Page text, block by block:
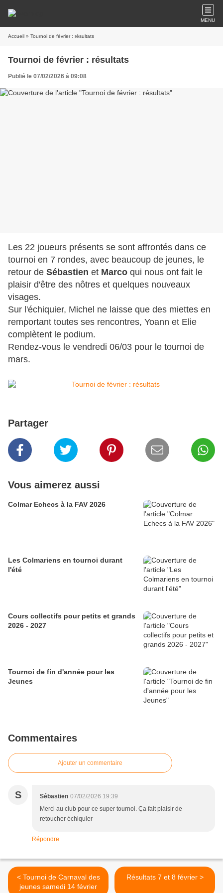
MENU
Accueil » Tournoi de février : résultats
Tournoi de février : résultats
Publié le 07/02/2026 à 09:08
Les 22 joueurs présents se sont affrontés dans ce
tournoi en 7 rondes, avec beaucoup de jeunes, le
retour de Sébastien et Marco qui nous ont fait le
plaisir d'être des nôtres et quelques nouveaux
visages.
Sur l'échiquier, Michel ne laisse que des miettes en
remportant toutes ses rencontres, Yoann et Elie
complètent le podium.
Rendez-vous le vendredi 06/03 pour le tournoi de
mars.
Partager
Vous aimerez aussi
Colmar Echecs à la FAV 2026
Les Colmariens en tournoi durant
l'été
Cours collectifs pour petits et grands
2026 - 2027
Tournoi de fin d'année pour les
Jeunes
Commentaires
Ajouter un commentaire
S Sébastien 07/02/2026 19:39
Merci au club pour ce super tournoi. Ça fait plaisir de
retoucher échiquier
Répondre
< Tournoi de Carnaval des
jeunes samedi 14 février
Résultats 7 et 8 février >